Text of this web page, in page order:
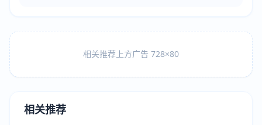
相关推荐上方广告 728×80
相关推荐